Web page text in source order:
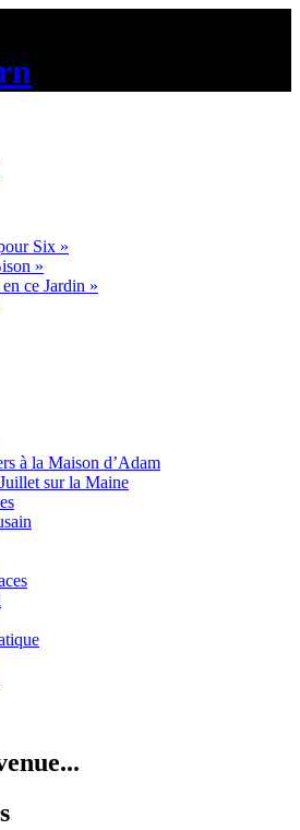
Six »
»
ce Jardin »
à la Maison d’Adam
sur la Maine